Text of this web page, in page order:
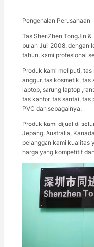
Pengenalan Perusahaan
Tas ShenZhen TongJin
bulan Juli 2008. dengan
tahun, kami profesional
Produk kami meliputi,
anggur, tas kosmetik, tas
laptop, sarung laptop
tas kantor, tas santai, tas
PVC dan sebagainya.
Produk kami dijual di
Jepang, Australia,
pelanggan kami kualitas
harga yang kompetitif